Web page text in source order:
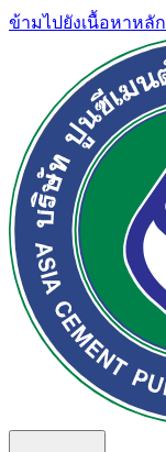
ข้ามไปยังเนื้อหาหลัก